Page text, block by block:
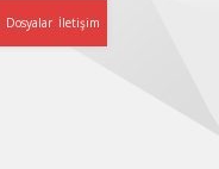
Dosyalar İletişim